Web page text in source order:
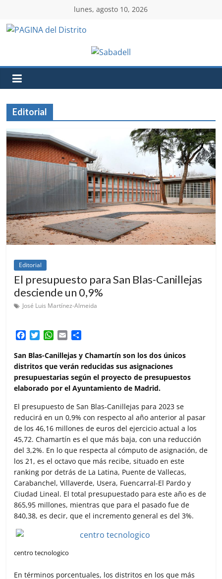
lunes, agosto 10, 2026
Editorial
Editorial
El presupuesto para San Blas-Canillejas
desciende un 0,9%
José Luis Martínez-Almeida
c
e
b
o
k
i
t
t
e
W
a
t
s
A
p
a
i
l
m
p
a
r
i
r
San Blas-Canillejas y Chamartín son los dos únicos
distritos que verán reducidas sus asignaciones
presupuestarias según el proyecto de presupuestos
elaborado por el Ayuntamiento de Madrid.
El presupuesto de San Blas-Canillejas para 2023 se
reducirá en un 0,9% con respecto al año anterior al pasar
de los 46,16 millones de euros del ejercicio actual a los
45,72. Chamartín es el que más baja, con una reducción
del 3,2%. En lo que respecta al cómputo de asignación, de
los 21, es el octavo que más recibe, situado en este
ranking por detrás de La Latina, Puente de Vallecas,
Carabanchel, Villaverde, Usera, Fuencarral-El Pardo y
Ciudad Lineal. El total presupuestado para este año es de
865,95 millones, mientras que para el pasado fue de
840,38, es decir, que el incremento general es del 3%.
centro tecnologico
En términos porcentuales, los distritos en los que más